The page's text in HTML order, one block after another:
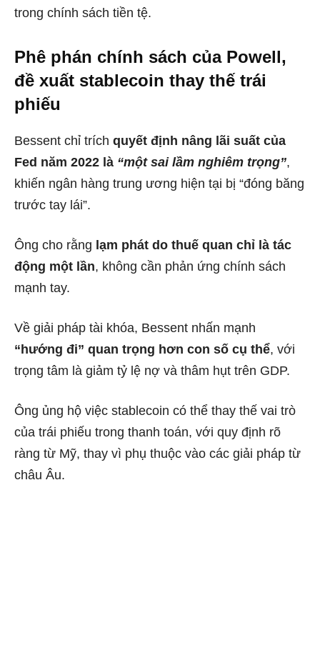
trong chính sách tiền tệ.
Phê phán chính sách của Powell,
đề xuất stablecoin thay thế trái
phiếu
Bessent chỉ trích quyết định nâng lãi suất của
Fed năm 2022 là “một sai lầm nghiêm trọng”,
khiến ngân hàng trung ương hiện tại bị “đóng băng
trước tay lái”.
Ông cho rằng lạm phát do thuế quan chỉ là tác
động một lần, không cần phản ứng chính sách
mạnh tay.
Về giải pháp tài khóa, Bessent nhấn mạnh
“hướng đi” quan trọng hơn con số cụ thể, với
trọng tâm là giảm tỷ lệ nợ và thâm hụt trên GDP.
Ông ủng hộ việc stablecoin có thể thay thế vai trò
của trái phiếu trong thanh toán, với quy định rõ
ràng từ Mỹ, thay vì phụ thuộc vào các giải pháp từ
châu Âu.